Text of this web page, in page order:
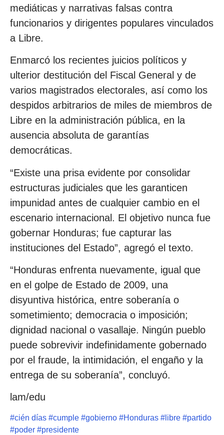
mediáticas y narrativas falsas contra
funcionarios y dirigentes populares vinculados
a Libre.
Enmarcó los recientes juicios políticos y
ulterior destitución del Fiscal General y de
varios magistrados electorales, así como los
despidos arbitrarios de miles de miembros de
Libre en la administración pública, en la
ausencia absoluta de garantías
democráticas.
“Existe una prisa evidente por consolidar
estructuras judiciales que les garanticen
impunidad antes de cualquier cambio en el
escenario internacional. El objetivo nunca fue
gobernar Honduras; fue capturar las
instituciones del Estado”, agregó el texto.
“Honduras enfrenta nuevamente, igual que
en el golpe de Estado de 2009, una
disyuntiva histórica, entre soberanía o
sometimiento; democracia o imposición;
dignidad nacional o vasallaje. Ningún pueblo
puede sobrevivir indefinidamente gobernado
por el fraude, la intimidación, el engaño y la
entrega de su soberanía”, concluyó.
lam/edu
#cién días #cumple #gobierno #Honduras # libre #partido
#poder #presidente